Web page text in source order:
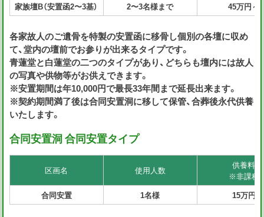
家族壇B（安置函2〜3基）
2〜3名様まで 45万円～
各家故人のご遺骨を特製の安置函に移骨し個別の各壇に収め
て、堂内の壇前でお参りが出来るタイプです。
青蓮堂と白蓮堂の二つのタイプがあり、どちらも壇内には故人
の写真や供物等がお供えできます。
※安置期間は年10,000円で最長33年間まで延長出来ます。
※契約期間満了後は合同安置洞に移して保管、合葬後永代供養
いたします。
合同安置洞合同安置タイプ
区画名 使用人数
供養料
※非課税
合同安置
1名様 15万円